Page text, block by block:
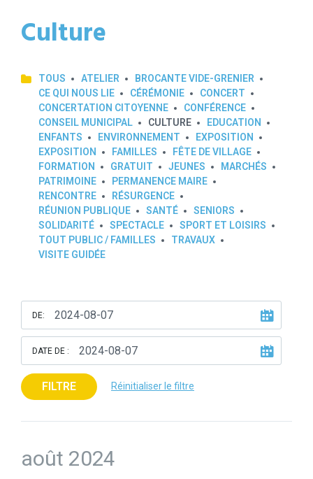
Culture
TOUS ATELIER
BROCANTE VIDE-GRENIER
CE QUI NOUS LIE
CÉRÉMONIE
CONCERT
CONCERTATION CITOYENNE
CONFÉRENCE
CONSEIL MUNICIPAL
CULTURE
EDUCATION
ENFANTS
ENVIRONNEMENT
EXPOSITION
EXPOSITION
FAMILLES
FÊTE DE VILLAGE
FORMATION
GRATUIT JEUNES
MARCHÉS
PATRIMOINE
PERMANENCE MAIRE
RENCONTRE
RÉSURGENCE
RÉUNION PUBLIQUE
SANTÉ
SENIORS
SOLIDARITÉ
SPECTACLE
SPORT ET LOISIRS
TOUT PUBLIC / FAMILLES
TRAVAUX
VISITE GUIDÉE
DE:
DATE DE :
FILTRE Réinitialiser le filtre
août 2024